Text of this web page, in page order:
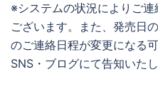
※システムの状況によりご
ございます。また、発売日
のご連絡日程が変更になる
SNS・ブログにて告知いたし